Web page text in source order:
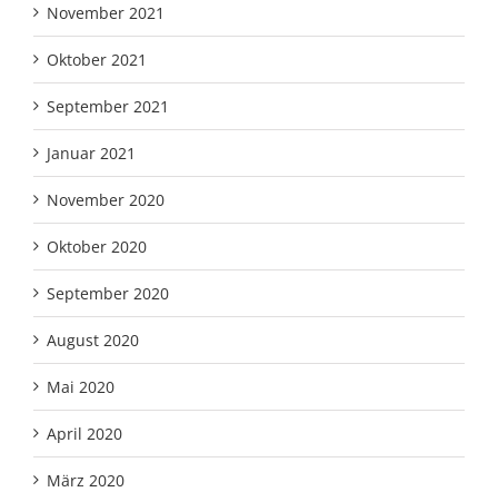
November 2021
Oktober 2021
September 2021
Januar 2021
November 2020
Oktober 2020
September 2020
August 2020
Mai 2020
April 2020
März 2020